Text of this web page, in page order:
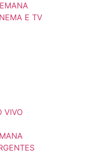
E TV
VIVO